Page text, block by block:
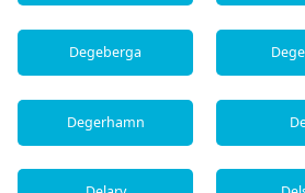
Degeberga
Degerhamn